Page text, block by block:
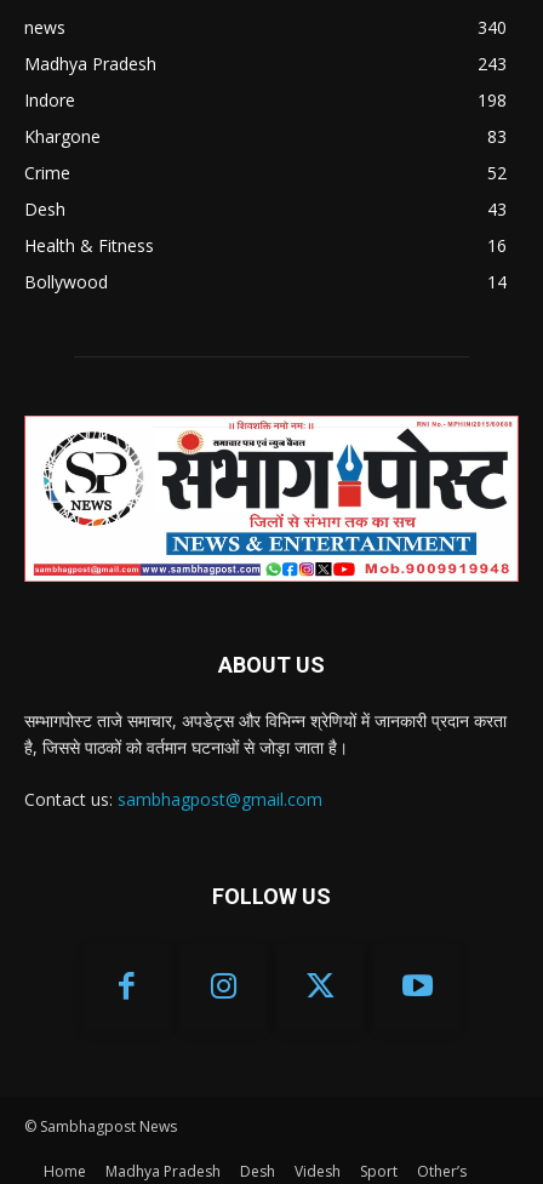
news
340
Madhya Pradesh
243
Indore
198
Khargone
83
Crime
52
Desh
43
Health & Fitness
16
Bollywood
14
ABOUT US
सम्भागपोस्ट ताजे समाचार, अपडेट्स और विभिन्न श्रेणियों में जानकारी प्रदान करता
है, जिससे पाठकों को वर्तमान घटनाओं से जोड़ा जाता है।
Contact us: sambhagpost@gmail.com
FOLLOW US
© Sambhagpost News
Home Madhya Pradesh Desh Videsh Sport Other’s